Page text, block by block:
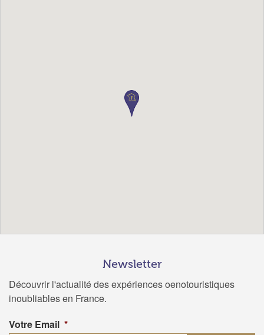
Newsletter
Découvrir l'actualité des expériences oenotouristiques
inoubliables en France.
Votre Email *